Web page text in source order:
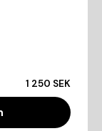
1 250 SEK